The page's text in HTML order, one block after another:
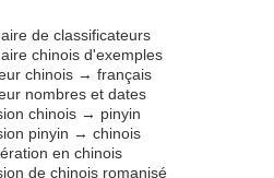
de classificateurs
chinois d'exemples
chinois → français
nombres et dates
chinois → pinyin
pinyin → chinois
en chinois
de chinois romanisé